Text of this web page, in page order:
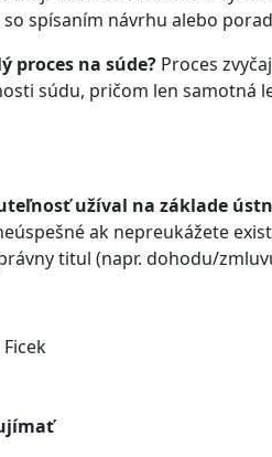
spísaním návrhu alebo
proces na súde? Proces
súdu, pričom len samotná
užíval na základe
ak nepreukážete
titul (napr. dohodu/